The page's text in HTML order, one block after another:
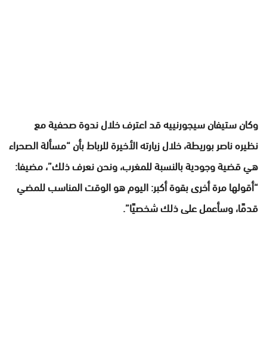
وكان ستيفان سيجورنييه قد اعترف خلال ندوة صحفية مع
نظيره ناصر بوريطة، خلال زيارته الأخيرة للرباط بأن “مسألة الصحراء
هي قضية وجودية بالنسبة للمغرب، ونحن نعرف ذلك”، مضيفا:
“أقولها مرة أخرى بقوة أكبر: اليوم هو الوقت المناسب للمضي
قدمًا، وسأعمل على ذلك شخصيًا”.